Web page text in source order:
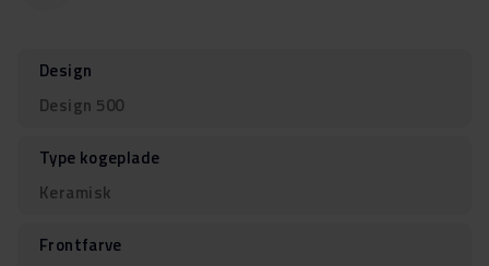
Design
Design 500
Type kogeplade
Keramisk
Frontfarve